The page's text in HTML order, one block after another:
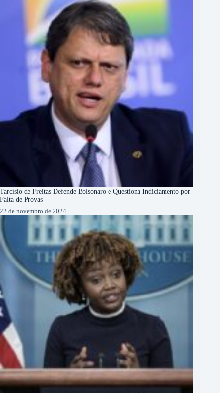
Tarcísio de Freitas Defende Bolsonaro e Questiona Indiciamento por
Falta de Provas
22 de novembro de 2024